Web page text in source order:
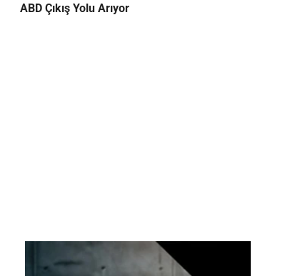
ABD Çıkış Yolu Arıyor